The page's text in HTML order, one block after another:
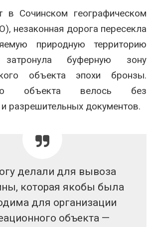
в Сочинском географическом
незаконная дорога пересекла
природную территорию
буферную зону
объекта эпохи бронзы.
объекта велось без
разрешительных документов.
делали для вывоза
которая якобы была
для организации
объекта —